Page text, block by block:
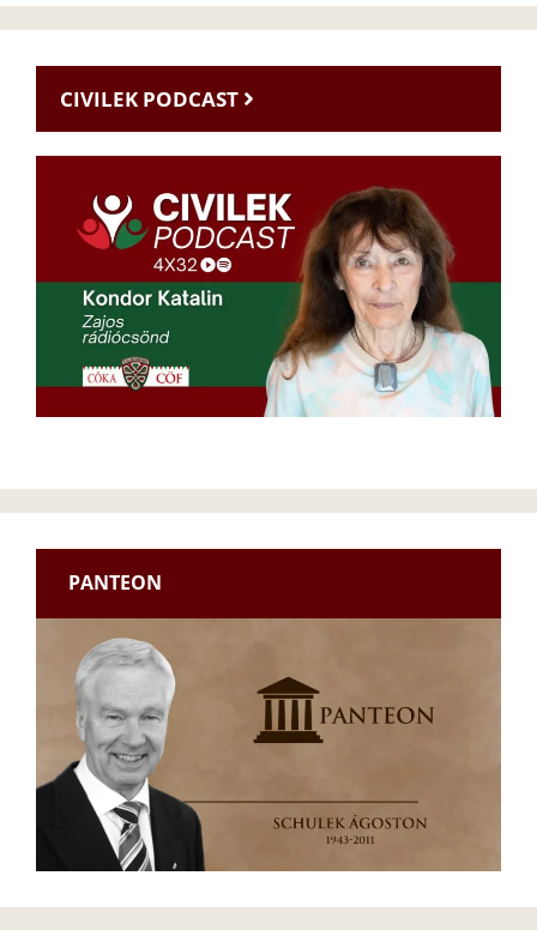
CIVILEK PODCAST
PANTEON